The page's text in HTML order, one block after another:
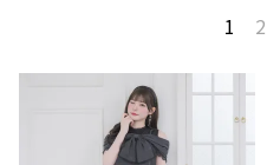
n
1 2